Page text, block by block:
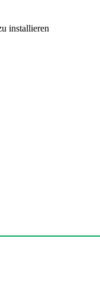
installieren